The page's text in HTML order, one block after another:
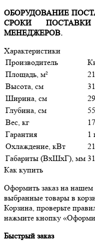
ОБОРУДОВАНИЕ
СРОКИ
МЕНЕДЖЕРОВ.
Характеристики
Производитель
Площадь, м²
Высота, см
Ширина, см
Глубина, см
Вес, кг
Гарантия
1
Охлаждение, кВт
Габариты (ВxШxГ), мм
Как купить
Оформить заказ на нашем
выбранные товары в
Корзина, проверьте
нажмите кнопку
Быстрый заказ